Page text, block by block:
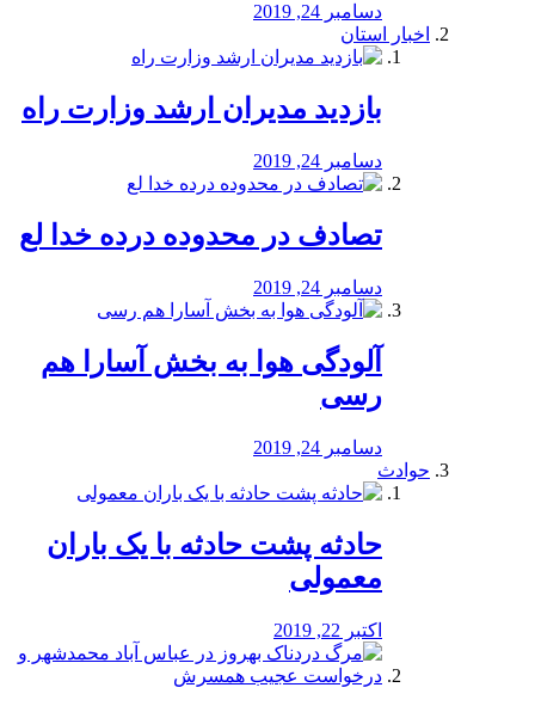
دسامبر 24, 2019
اخبار استان
بازدید مدیران ارشد وزارت راه
دسامبر 24, 2019
تصادف در محدوده درده خدا لع
دسامبر 24, 2019
آلودگی هوا به بخش آسارا هم
رسی
دسامبر 24, 2019
حوادث
️حادثه پشت حادثه با یک باران
معمولی
اکتبر 22, 2019